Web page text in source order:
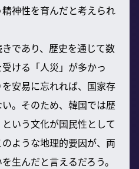
神性を育んだと考えられ
であり、歴史を通じて数
ける「人災」が多かっ
安易に忘れれば、国家存
。そのため、韓国では歴
いう文化が国民性として
ような地理的要因が、両
生んだと言えるだろう。